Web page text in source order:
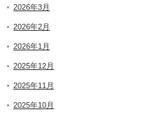
2026年3月
2026年2月
2026年1月
2025年12月
2025年11月
2025年10月